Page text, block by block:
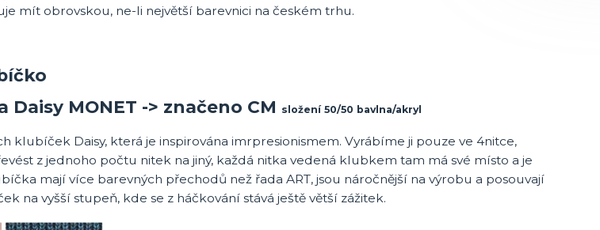
mít obrovskou, ne-li největší barevnici na českém trhu.
MONET -> značeno CM složení 50/50 bavlna/akryl
klubíček Daisy, která je inspirována imrpresionismem. Vyrábíme ji pouze ve 4nitce,
z jednoho počtu nitek na jiný, každá nitka vedená klubkem tam má své místo a je
mají více barevných přechodů než řada ART, jsou náročnější na výrobu a posouvají
na vyšší stupeň, kde se z háčkování stává ještě větší zážitek.